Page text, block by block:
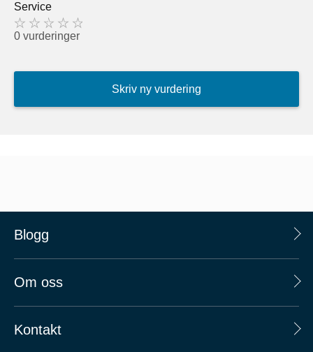
Service
0 vurderinger
Skriv ny vurdering
Blogg
Om oss
Kontakt